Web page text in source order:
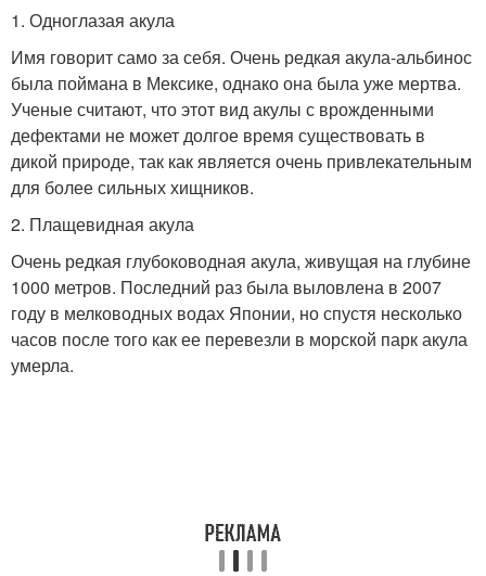
1. Одноглазая акула
Имя говорит само за себя. Очень редкая акула-альбинос
была поймана в Мексике, однако она была уже мертва.
Ученые считают, что этот вид акулы с врожденными
дефектами не может долгое время существовать в
дикой природе, так как является очень привлекательным
для более сильных хищников.
2. Плащевидная акула
Очень редкая глубоководная акула, живущая на глубине
1000 метров. Последний раз была выловлена в 2007
году в мелководных водах Японии, но спустя несколько
часов после того как ее перевезли в морской парк акула
умерла.